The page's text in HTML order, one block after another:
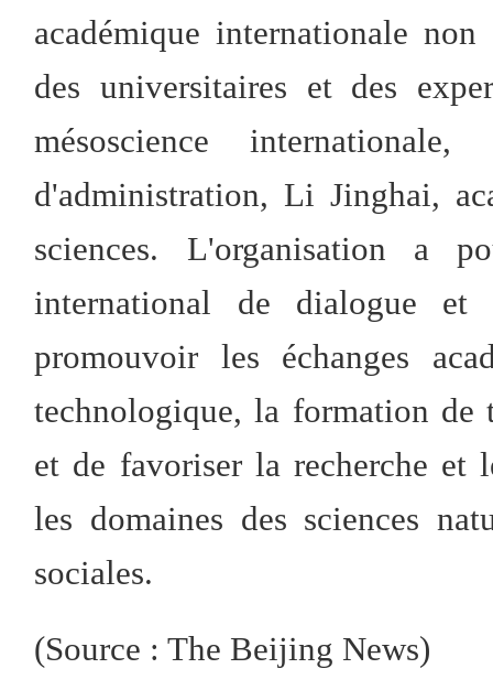
académique internationale
des universitaires et des
mésoscience
d'administration, Li Jinghai,
sciences. L'organisation a
international de dialogue et
promouvoir les échanges
technologique, la formation de
et de favoriser la recherche et
les domaines des sciences
sociales.
(Source : The Beijing News)